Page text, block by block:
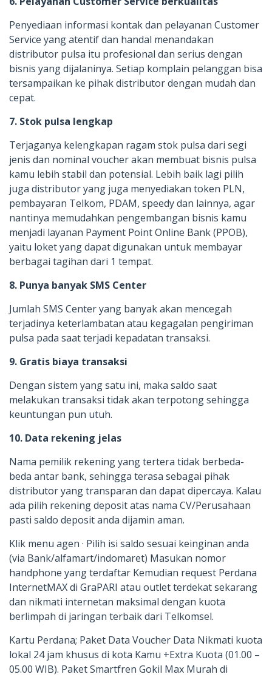
Penyediaan informasi kontak dan pelayanan Customer
Service yang atentif dan handal menandakan
distributor pulsa itu profesional dan serius dengan
bisnis yang dijalaninya. Setiap komplain pelanggan bisa
tersampaikan ke pihak distributor dengan mudah dan
cepat.
7. Stok pulsa lengkap
Terjaganya kelengkapan ragam stok pulsa dari segi
jenis dan nominal voucher akan membuat bisnis pulsa
kamu lebih stabil dan potensial. Lebih baik lagi pilih
juga distributor yang juga menyediakan token PLN,
pembayaran Telkom, PDAM, speedy dan lainnya, agar
nantinya memudahkan pengembangan bisnis kamu
menjadi layanan Payment Point Online Bank (PPOB),
yaitu loket yang dapat digunakan untuk membayar
berbagai tagihan dari 1 tempat.
8. Punya banyak SMS Center
Jumlah SMS Center yang banyak akan mencegah
terjadinya keterlambatan atau kegagalan pengiriman
pulsa pada saat terjadi kepadatan transaksi.
9. Gratis biaya transaksi
Dengan sistem yang satu ini, maka saldo saat
melakukan transaksi tidak akan terpotong sehingga
keuntungan pun utuh.
10. Data rekening jelas
Nama pemilik rekening yang tertera tidak berbeda-
beda antar bank, sehingga terasa sebagai pihak
distributor yang transparan dan dapat dipercaya. Kalau
ada pilih rekening deposit atas nama CV/Perusahaan
pasti saldo deposit anda dijamin aman.
Klik menu agen · Pilih isi saldo sesuai keinginan anda
(via Bank/alfamart/indomaret) Masukan nomor
handphone yang terdaftar Kemudian request Perdana
InternetMAX di GraPARI atau outlet terdekat sekarang
dan nikmati internetan maksimal dengan kuota
berlimpah di jaringan terbaik dari Telkomsel.
Kartu Perdana; Paket Data Voucher Data Nikmati kuota
lokal 24 jam khusus di kota Kamu +Extra Kuota (01.00 –
05.00 WIB). Paket Smartfren Gokil Max Murah di